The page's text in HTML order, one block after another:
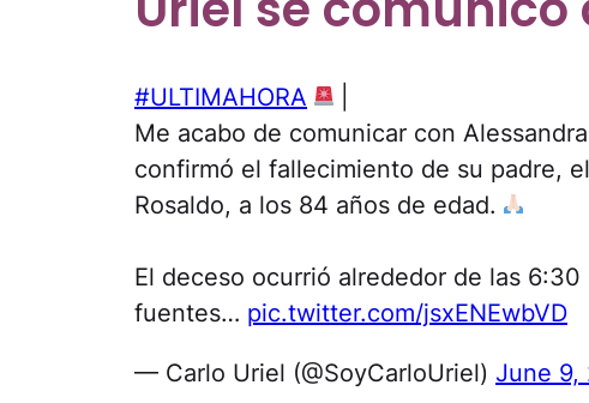
#ULTIMAHORA
Me acabo de comunicar con
confirmó el fallecimiento de su padre,
Rosaldo, a los 84 años de edad.
El deceso ocurrió alrededor de las
fuentes… pic.twitter.com/jsxENEwbVD
— Carlo Uriel (@SoyCarloUriel) June 9,